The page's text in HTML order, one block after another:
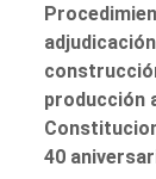
producción
40